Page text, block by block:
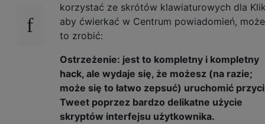
korzystać ze skrótów klawiaturowych dla
aby ćwierkać w Centrum powiadomień,
to zrobić:
Ostrzeżenie: jest to kompletny i kompletny
hack, ale wydaje się, że możesz (na razie;
może się to łatwo zepsuć) uruchomić
Tweet poprzez bardzo delikatne użycie
skryptów interfejsu użytkownika.